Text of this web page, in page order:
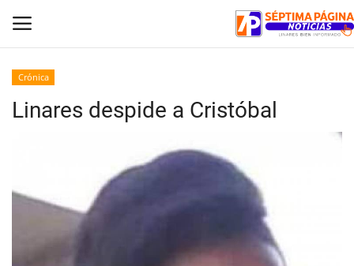
Inicio
Policial
Crónica
Linares despide a Cristóbal